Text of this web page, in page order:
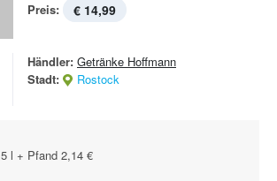
Preis: € 14,99
Händler: Getränke Hoffmann
Stadt:
Rostock
l + Pfand 2,14 €